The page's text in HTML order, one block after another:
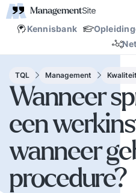
Kennisbank
TQL Management
Wanneer
een
wanneer
procedure?